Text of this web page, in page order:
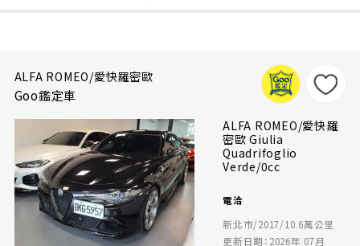
ALFA ROMEO/愛快羅密歐
Goo鑑定車
ALFA ROMEO/愛快羅
密歐 Giulia
Quadrifoglio
Verde/0cc
電洽
新北市/2017/10.6萬公里
更新日期：2026年 07月